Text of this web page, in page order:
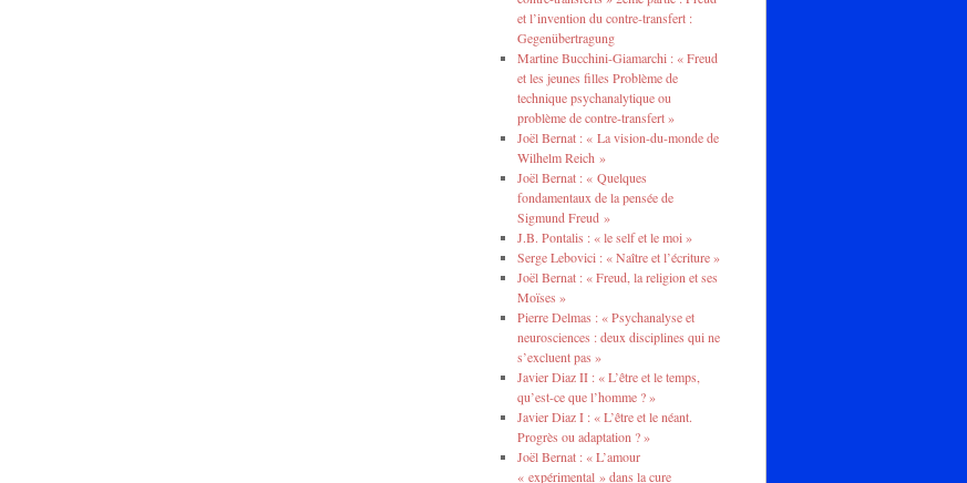
et l’invention du contre-transfert :
Gegenübertragung
Martine Bucchini-Giamarchi : « Freud
et les jeunes filles Problème de
technique psychanalytique ou
problème de contre-transfert »
Joël Bernat : « La vision-du-monde de
Wilhelm Reich »
Joël Bernat : « Quelques
fondamentaux de la pensée de
Sigmund Freud »
J.B. Pontalis : « le self et le moi »
Serge Lebovici : « Naître et l’écriture »
Joël Bernat : « Freud, la religion et ses
Moïses »
Pierre Delmas : « Psychanalyse et
neurosciences : deux disciplines qui ne
s’excluent pas »
Javier Diaz II : « L’être et le temps,
qu’est-ce que l’homme ? »
Javier Diaz I : « L’être et le néant.
Progrès ou adaptation ? »
Joël Bernat : « L’amour
« expérimental » dans la cure